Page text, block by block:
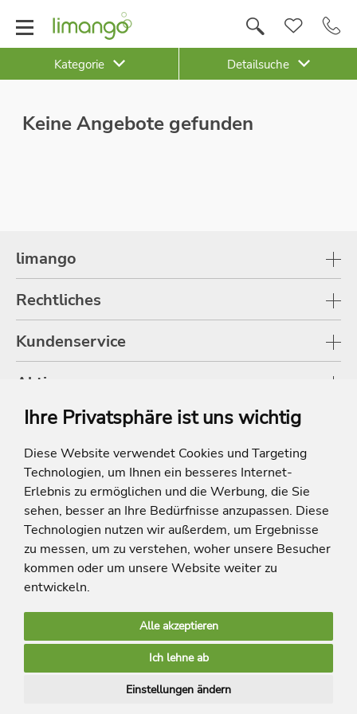
Ihre Privatsphäre ist uns wichtig
Diese Website verwendet Cookies und Targeting
Technologien, um Ihnen ein besseres Internet-
Erlebnis zu ermöglichen und die Werbung, die Sie
sehen, besser an Ihre Bedürfnisse anzupassen. Diese
Technologien nutzen wir außerdem, um Ergebnisse
zu messen, um zu verstehen, woher unsere Besucher
kommen oder um unsere Website weiter zu
entwickeln.
Alle akzeptieren
Ich lehne ab
Einstellungen ändern
Kategorie Detailsuche
Keine Angebote gefunden
limango
Rechtliches
Kundenservice
Aktionen
Shop
* Die Ersparnis bezieht sich auf die aktuellen Listenpreise der Hotels, bei
Paketangeboten auf die Summe der Preise der Einzelleistungen.
**Streichpreise beziehen sich auf die ursprünglichen Preise des Reiseveranstalters.
limango Apps